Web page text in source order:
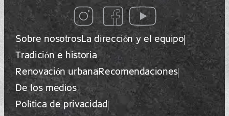
Sobre nosotrosLa dirección y el equipo
Tradición e historia
Renovación urbanaRecomendaciones
De los medios
Política de privacidad